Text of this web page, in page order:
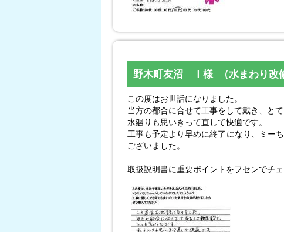
野木町友沼 Ｉ様 （水まわり改
この度はお世話になりました。
当方の都合に合せて工事をして戴き、とて
水廻りも思いきって直して快適です。
工事も予定より早めに終了になり、ミー
ございました。
取扱説明書に重要ポイントをフセンでチ